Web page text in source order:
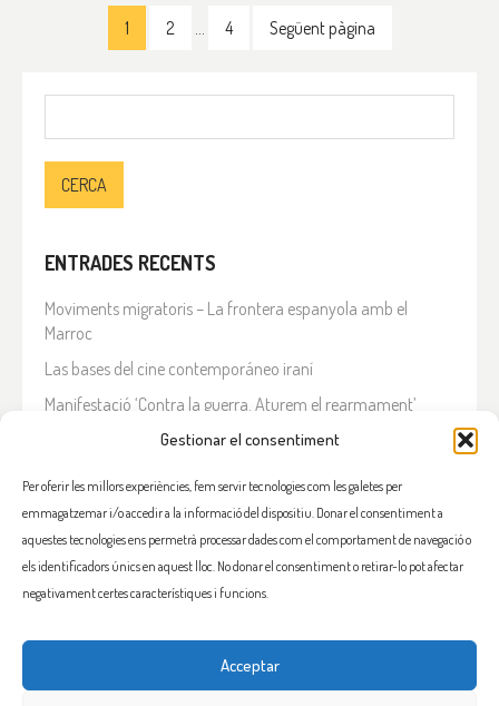
Gestionar el consentiment
Per oferir les millors experiències, fem servir tecnologies com les galetes per
emmagatzemar i/o accedir a la informació del dispositiu. Donar el consentiment a
aquestes tecnologies ens permetrà processar dades com el comportament de navegació o
els identificadors únics en aquest lloc. No donar el consentiment o retirar-lo pot afectar
negativament certes característiques i funcions.
Acceptar
1 2 4 Següent pàgina
ENTRADES RECENTS
Moviments migratoris – La frontera espanyola amb el
Marroc
Las bases del cine contemporáneo iraní
Manifestació ‘Contra la guerra. Aturem el rearmament’
En solidaritat amb el Líban
Què està passant a l’Iran?
COMENTARIS RECENTS